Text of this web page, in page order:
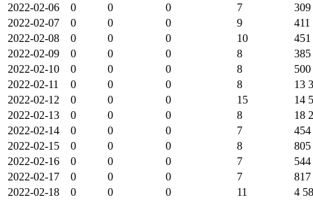
2022-02-06
0 0 0 7
309
2022-02-07
0 0 0 9
411
2022-02-08
0 0 0 10
451
2022-02-09
0 0 0 8
385
2022-02-10
0 0 0 8
500
2022-02-11
0 0 0 8
13
2022-02-12
0 0 0 15
14
2022-02-13
0 0 0 8
18
2022-02-14
0 0 0 7
454
2022-02-15
0 0 0 8
805
2022-02-16
0 0 0 7
544
2022-02-17
0 0 0 7
817
2022-02-18
0 0 0 11
4